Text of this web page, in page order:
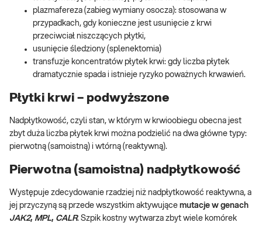
plazmafereza (zabieg wymiany osocza): stosowana w
przypadkach, gdy konieczne jest usunięcie z krwi
przeciwciał niszczących płytki,
usunięcie śledziony (splenektomia)
transfuzje koncentratów płytek krwi: gdy liczba płytek
dramatycznie spada i istnieje ryzyko poważnych krwawień.
Płytki krwi – podwyższone
Nadpłytkowość, czyli stan, w którym w krwioobiegu obecna jest
zbyt duża liczba płytek krwi można podzielić na dwa główne typy:
pierwotną (samoistną) i wtórną (reaktywną).
Pierwotna (samoistna) nadpłytkowość
Występuje zdecydowanie rzadziej niż nadpłytkowość reaktywna, a
jej przyczyną są przede wszystkim aktywujące mutacje w genach
JAK2, MPL, CALR. Szpik kostny wytwarza zbyt wiele komórek